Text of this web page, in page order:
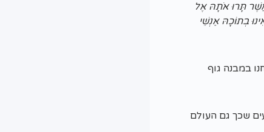
תָּרוּ אֹתָהּ אֶל
בְתוֹכָהּ אַנְשֵׁי
במבנה גוף
שכך גם העולם